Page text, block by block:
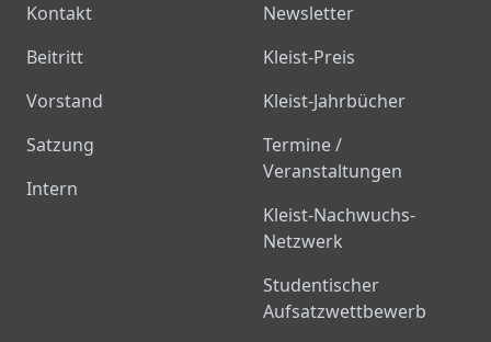
Kontakt
Beitritt
Vorstand
Satzung
Intern
Newsletter
Kleist-Preis
Kleist-Jahrbücher
Termine /
Veranstaltungen
Kleist-Nachwuchs-
Netzwerk
Studentischer
Aufsatzwettbewerb